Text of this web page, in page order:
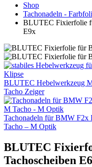
Shop
Tachonadeln -
BLUTEC Fixierfolie
E9x
BLUTEC Hebelwerkzeug
Tacho Zeiger
Tachonadeln für BMW F2x
Tacho – M Optik
BLUTEC
Tachoscheiben